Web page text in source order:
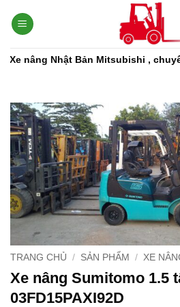
qua
dungBản Mitsubishi , chuyên cung
TRANG CHỦ / SẢN PHẨM / XE
Xe nâng Sumitomo 1.5
03FD15PAXI92D